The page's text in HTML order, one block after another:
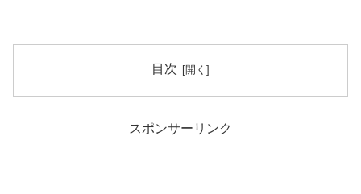
目次
スポンサーリンク